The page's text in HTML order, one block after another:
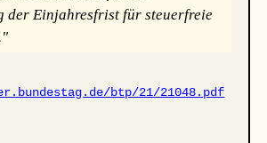
der Einjahresfrist für steuerfreie
btp/21/21048.pdf